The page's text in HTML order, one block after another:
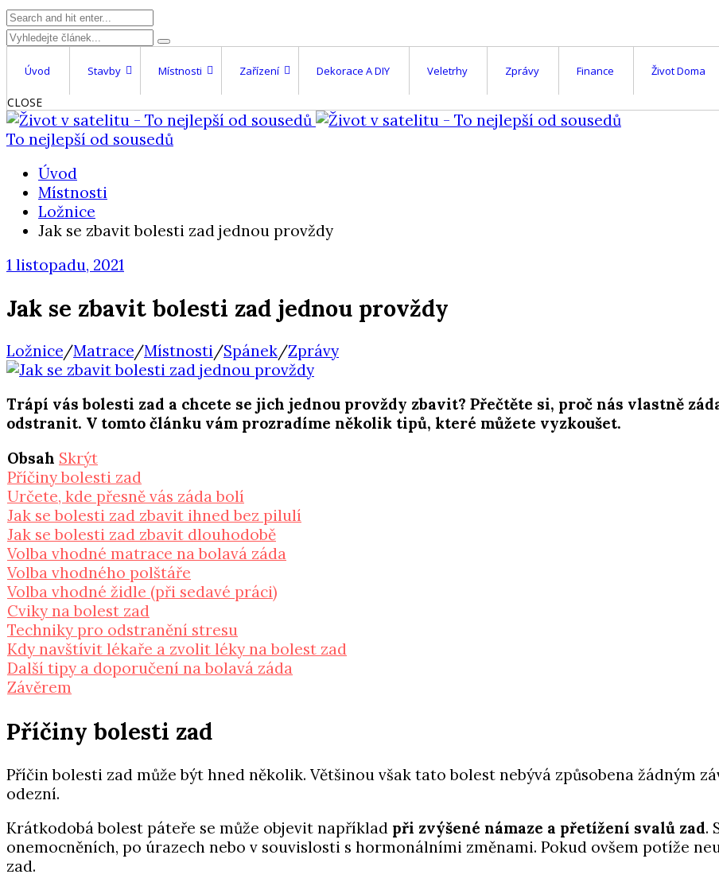
Úvod Stavby Místnosti Zařízení Dekorace A DIY Veletrhy Zprávy Finance Život Doma
CLOSE
To nejlepší od sousedů
Úvod
Místnosti
Ložnice
Jak se zbavit bolesti zad jednou provždy
1 listopadu, 2021
Jak se zbavit bolesti zad jednou provždy
Ložnice/Matrace/Místnosti/Spánek/Zprávy
Trápí vás bolesti zad a chcete se jich jednou provždy zbavit? Přečtěte si, proč nás vlastně
odstranit. V tomto článku vám prozradíme několik tipů, které můžete vyzkoušet.
Obsah Skrýt
Příčiny bolesti zad
Určete, kde přesně vás záda bolí
Jak se bolesti zad zbavit ihned bez pilulí
Jak se bolesti zad zbavit dlouhodobě
Volba vhodné matrace na bolavá záda
Volba vhodného polštáře
Volba vhodné židle (při sedavé práci)
Cviky na bolest zad
Techniky pro odstranění stresu
Kdy navštívit lékaře a zvolit léky na bolest zad
Další tipy a doporučení na bolavá záda
Závěrem
Příčiny bolesti zad
Příčin bolesti zad může být hned několik. Většinou však tato bolest nebývá způsobena žádným
odezní.
Krátkodobá bolest páteře se může objevit například při zvýšené námaze a přetížení svalů zad.
onemocněních, po úrazech nebo v souvislosti s hormonálními změnami. Pokud ovšem potíže
zad.